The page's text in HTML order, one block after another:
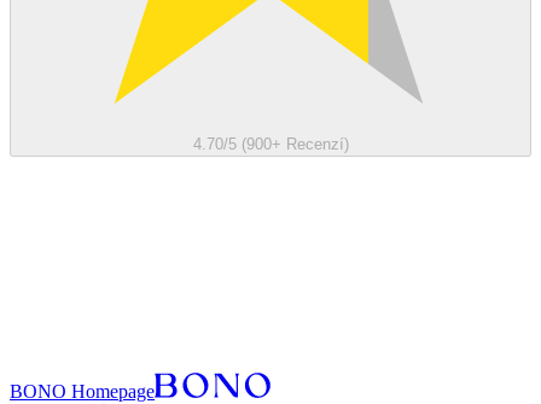
4.70/5 (900+ Recenzí)
BONO Homepage